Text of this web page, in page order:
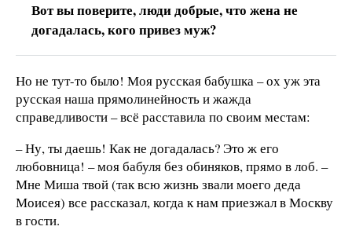
Вот вы поверите, люди добрые, что жена не
догадалась, кого привез муж?
Но не тут-то было! Моя русская бабушка – ох уж эта
русская наша прямолинейность и жажда
справедливости – всё расставила по своим местам:
– Ну, ты даешь! Как не догадалась? Это ж его
любовница! – моя бабуля без обиняков, прямо в лоб. –
Мне Миша твой (так всю жизнь звали моего деда
Моисея) все рассказал, когда к нам приезжал в Москву
в гости.